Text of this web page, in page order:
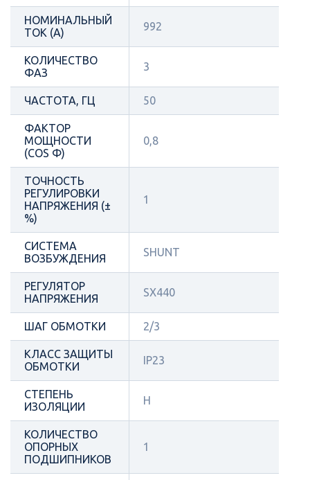
НОМИНАЛЬНЫЙ
ТОК (А)
992
КОЛИЧЕСТВО
ФАЗ
3
ЧАСТОТА, ГЦ 50
ФАКТОР
МОЩНОСТИ
(COS Φ)
0,8
ТОЧНОСТЬ
РЕГУЛИРОВКИ
НАПРЯЖЕНИЯ (±
%)
1
СИСТЕМА
ВОЗБУЖДЕНИЯ
SHUNT
РЕГУЛЯТОР
НАПРЯЖЕНИЯ
SX440
ШАГ ОБМОТКИ 2/3
КЛАСС ЗАЩИТЫ
ОБМОТКИ
IP23
СТЕПЕНЬ
ИЗОЛЯЦИИ
Н
КОЛИЧЕСТВО
ОПОРНЫХ
ПОДШИПНИКОВ
1